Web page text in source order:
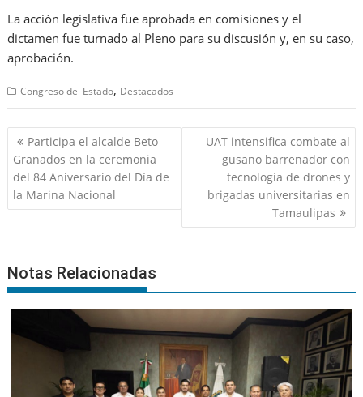
La acción legislativa fue aprobada en comisiones y el
dictamen fue turnado al Pleno para su discusión y, en su caso,
aprobación.
Congreso del Estado, Destacados
Navegación
de
entradas
Participa el alcalde Beto
Granados en la ceremonia
del 84 Aniversario del Día de
la Marina Nacional
UAT intensifica combate al
gusano barrenador con
tecnología de drones y
brigadas universitarias en
Tamaulipas
Notas Relacionadas